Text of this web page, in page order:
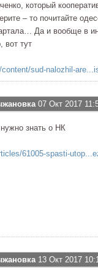
который
– то почитайте
Да и вообще в
вот тут
content/sud-nalozhil-
07 Окт 2017
знать о НК
61005-spasti-
13 Окт 2017